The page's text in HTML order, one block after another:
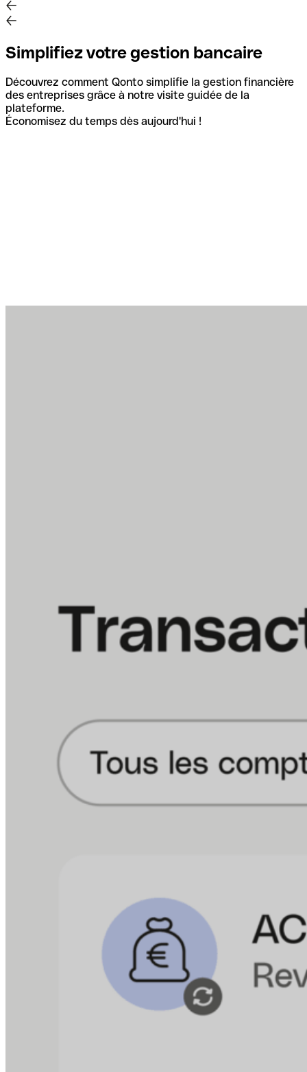
Simplifiez votre gestion bancaire
Découvrez comment Qonto simplifie la gestion financière
des entreprises grâce à notre visite guidée de la
plateforme.
Économisez du temps dès aujourd'hui !